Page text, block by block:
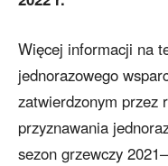
Więcej informacji na
jednorazowego
zatwierdzonym przez
przyznawania
sezon grzewczy